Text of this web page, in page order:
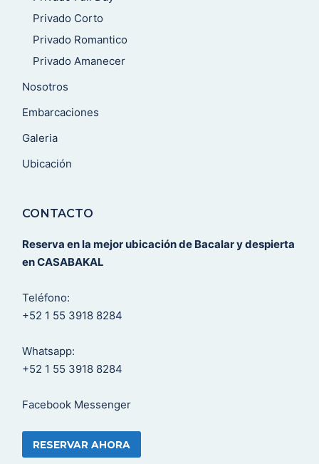
Privado Corto
Privado Romantico
Privado Amanecer
Nosotros
Embarcaciones
Galeria
Ubicación
CONTACTO
Reserva en la mejor ubicación de Bacalar y despierta
en CASABAKAL
Teléfono:
+52 1 55 3918 8284
Whatsapp:
+52 1 55 3918 8284
Facebook Messenger
RESERVAR AHORA